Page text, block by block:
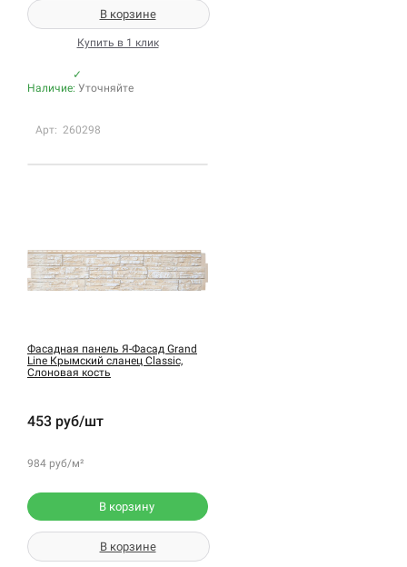
В корзине
Купить в 1 клик
✓
Наличие: Уточняйте
Арт: 260298
Фасадная панель Я-Фасад Grand
Line Крымский сланец Classic,
Слоновая кость
453 руб/шт
984 руб/м²
В корзину
В корзине